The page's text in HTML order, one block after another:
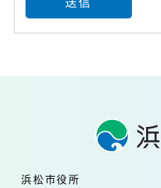
浜松市役所